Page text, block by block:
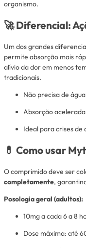
organismo.
🚀 Diferencial:
Um dos grandes
permite absorção mais
alívio da dor em menos
tradicionais.
Não precisa de água
Absorção acelerada
Ideal para crises de
💊 Como usar
O comprimido deve ser
completamente,
Posologia geral (adultos):
10mg a cada 6 a 8
Dose máxima: até